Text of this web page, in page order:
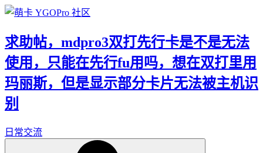
求助帖，mdpro3双打先行卡是不是无法
使用，只能在先行fu用吗，想在双打里用
玛丽斯，但是显示部分卡片无法被主机识
别
日常交流